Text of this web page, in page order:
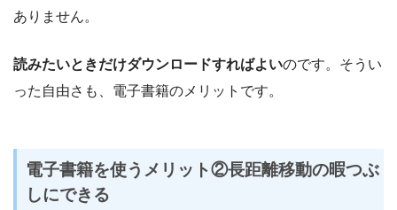
ありません。
読みたいときだけダウンロードすればよいのです。そうい
った自由さも、電子書籍のメリットです。
電子書籍を使うメリット②長距離移動の暇つぶ
しにできる